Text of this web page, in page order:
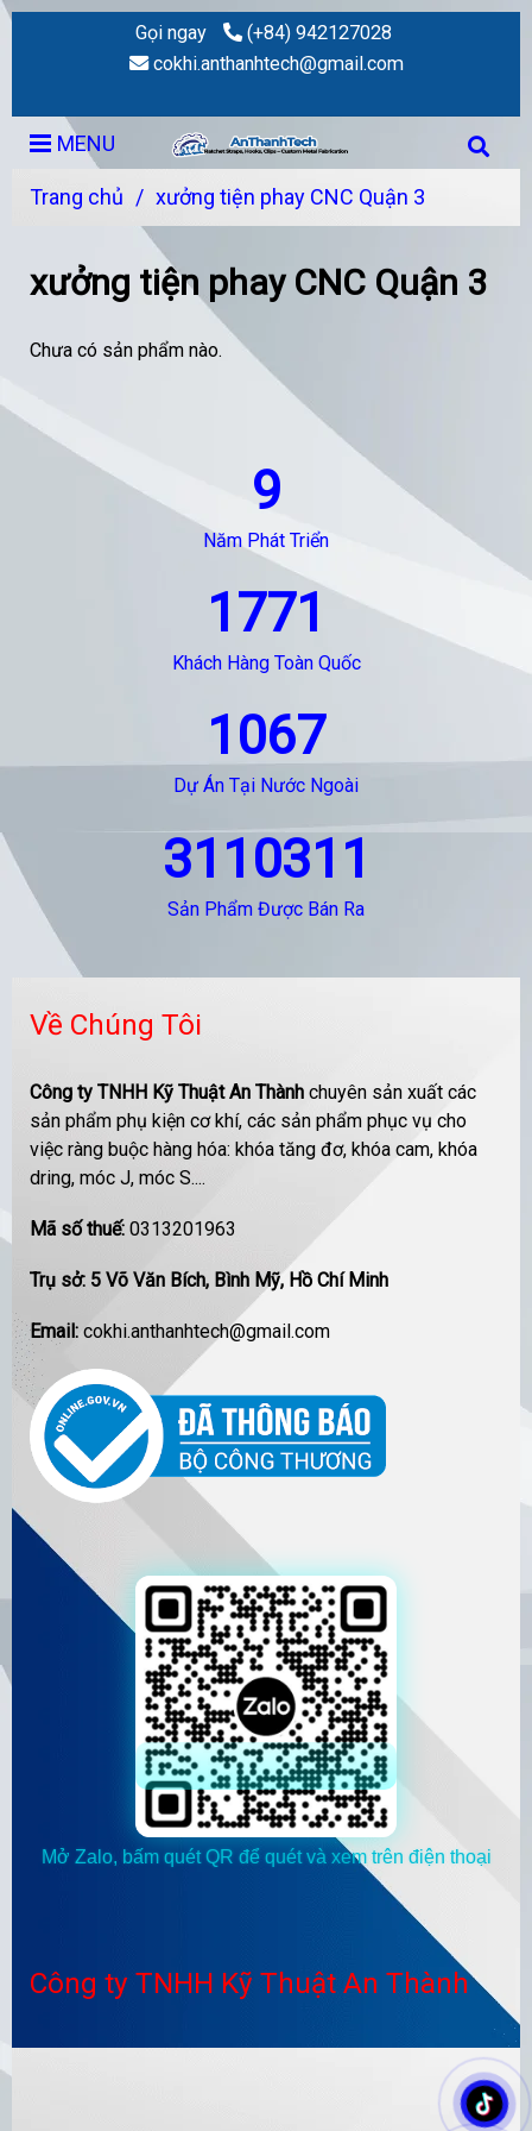
Gọi ngay
(+84) 942127028
cokhi.anthanhtech@gmail.com
MENU
Trang chủ / xưởng tiện phay CNC Quận 3
xưởng tiện phay CNC Quận 3
Chưa có sản phẩm nào.
9
Năm Phát Triển
1771
Khách Hàng Toàn Quốc
1067
Dự Án Tại Nước Ngoài
3110311
Sản Phẩm Được Bán Ra
Về Chúng Tôi
Công ty TNHH Kỹ Thuật An Thành chuyên sản xuất các
sản phẩm phụ kiện cơ khí, các sản phẩm phục vụ cho
việc ràng buộc hàng hóa: khóa tăng đơ, khóa cam, khóa
dring, móc J, móc S....
Mã số thuế: 0313201963
Trụ sở: 5 Võ Văn Bích, Bình Mỹ, Hồ Chí Minh
Email: cokhi.anthanhtech@gmail.com
Mở Zalo, bấm quét QR để quét và xem trên điện thoại
Công ty TNHH Kỹ Thuật An Thành